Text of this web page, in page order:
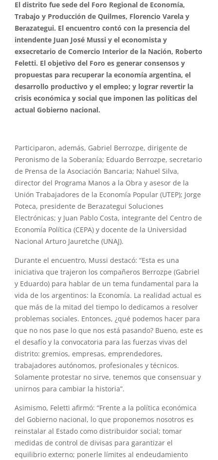
El distrito fue sede del Foro Regional de Economía,
Trabajo y Producción de Quilmes, Florencio Varela y
Berazategui. El encuentro contó con la presencia del
intendente Juan José Mussi y el economista y
exsecretario de Comercio Interior de la Nación, Roberto
Feletti. El objetivo del Foro es generar consensos y
propuestas para recuperar la economía argentina, el
desarrollo productivo y el empleo; y lograr revertir la
crisis económica y social que imponen las políticas del
actual Gobierno nacional.
Participaron, además, Gabriel Berrozpe, dirigente de
Peronismo de la Soberanía; Eduardo Berrozpe, secretario
de Prensa de la Asociación Bancaria; Nahuel Silva,
director del Programa Manos a la Obra y asesor de la
Unión Trabajadores de la Economía Popular (UTEP); Jorge
Poteca, presidente de Berazategui Soluciones
Electrónicas; y Juan Pablo Costa, integrante del Centro de
Economía Política (CEPA) y docente de la Universidad
Nacional Arturo Jauretche (UNAJ).
Durante el encuentro, Mussi destacó: “Esta es una
iniciativa que trajeron los compañeros Berrozpe (Gabriel
y Eduardo) para hablar de un tema fundamental para la
vida de los argentinos: la Economía. La realidad actual es
que más de la mitad del tiempo lo dedicamos a resolver
problemas sociales. Entonces, ¿qué podemos hacer para
que no nos pase lo que nos está pasando? Bueno, este es
el desafío y la convocatoria para las fuerzas vivas del
distrito: gremios, empresas, emprendedores,
trabajadores autónomos, profesionales y técnicos.
Solamente protestar no sirve, tenemos que consensuar y
unirnos para cambiar la historia”.
Asimismo, Feletti afirmó: “Frente a la política económica
del Gobierno nacional, lo que proponemos nosotros es
reinstalar al Estado como distribuidor social; tomar
medidas de control de divisas para garantizar el
equilibrio externo; ponerle límites al endeudamiento